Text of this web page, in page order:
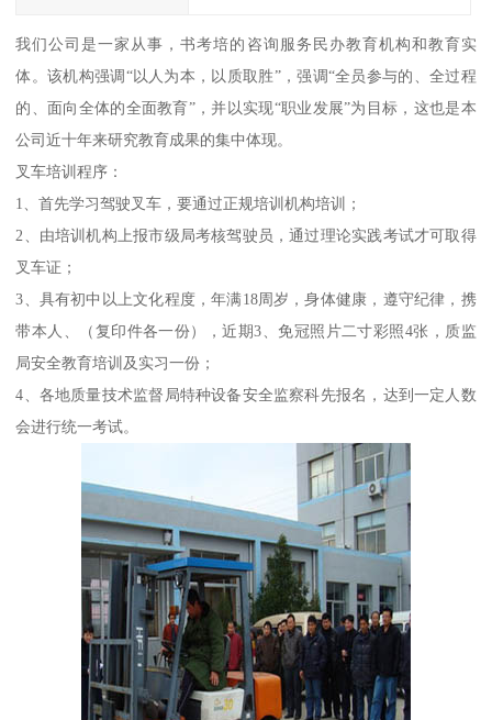
我们公司是一家从事，书考培的咨询服务民办教育机构和教育实
体。该机构强调“以人为本，以质取胜”，强调“全员参与的、全过程
的、面向全体的全面教育”，并以实现“职业发展”为目标，这也是本
公司近十年来研究教育成果的集中体现。
叉车培训程序：
1、首先学习驾驶叉车，要通过正规培训机构培训；
2、由培训机构上报市级局考核驾驶员，通过理论实践考试才可取得
叉车证；
3、具有初中以上文化程度，年满18周岁，身体健康，遵守纪律，携
带本人、（复印件各一份），近期3、免冠照片二寸彩照4张，质监
局安全教育培训及实习一份；
4、各地质量技术监督局特种设备安全监察科先报名，达到一定人数
会进行统一考试。